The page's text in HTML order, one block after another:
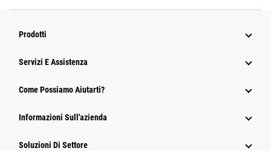
Prodotti
Servizi E Assistenza
Come Possiamo Aiutarti?
Informazioni Sull'azienda
Soluzioni Di Settore